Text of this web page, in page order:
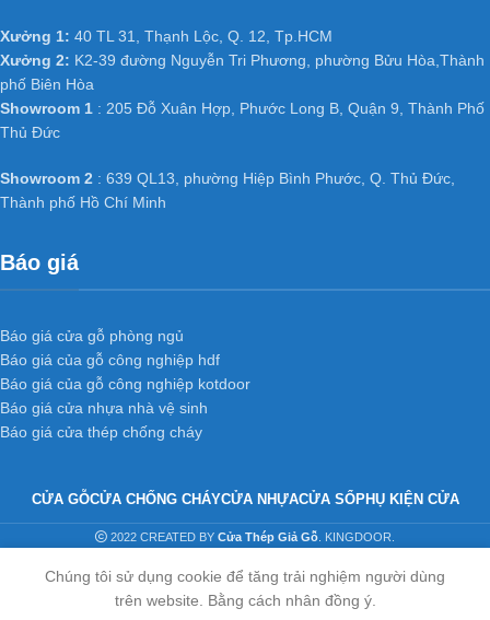
Xưởng 1: 40 TL 31, Thạnh Lộc, Q. 12, Tp.HCM
Xưởng 2: K2-39 đường Nguyễn Tri Phương, phường Bửu Hòa,Thành
phố Biên Hòa
Showroom 1 : 205 Đỗ Xuân Hợp, Phước Long B, Quận 9, Thành Phố
Thủ Đức
Showroom 2 : 639 QL13, phường Hiệp Bình Phước, Q. Thủ Đức,
Thành phố Hồ Chí Minh
Báo giá
Báo giá cửa gỗ phòng ngủ
Báo giá của gỗ công nghiệp hdf
Báo giá của gỗ công nghiệp kotdoor
Báo giá cửa nhựa nhà vệ sinh
Báo giá cửa thép chống cháy
CỬA GỖCỬA CHỐNG CHÁYCỬA NHỰACỬA SỔPHỤ KIỆN CỬA
2022 CREATED BY Cửa Thép Giả Gỗ . KINGDOOR.
Chúng tôi sử dụng cookie để tăng trải nghiệm người dùng
trên website. Bằng cách nhân đồng ý.